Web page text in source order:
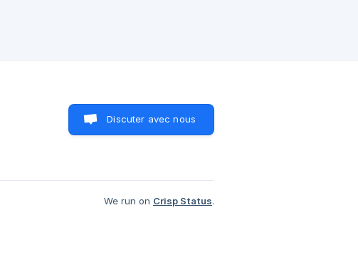
Discuter avec nous
We run on Crisp Status.